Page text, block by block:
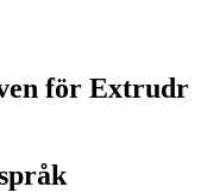
för Extrudr